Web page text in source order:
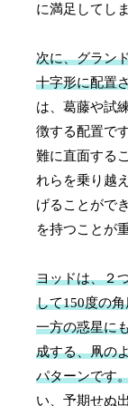
に満足してし
次に、グラン
十字形に配置
は、葛藤や試
徴する配置で
難に直面する
れらを乗り越
げることがで
を持つことが
ヨッドは、２
して150度の
一方の惑星に
成する、凧の
パターンです
い、予期せぬ